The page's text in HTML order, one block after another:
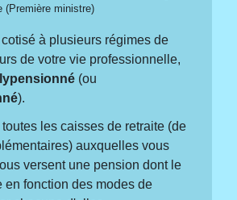
(Première ministre)
à plusieurs régimes de
de votre vie professionnelle,
(ou
).
les caisses de retraite (de
auxquelles vous
versent une pension dont le
en fonction des modes de